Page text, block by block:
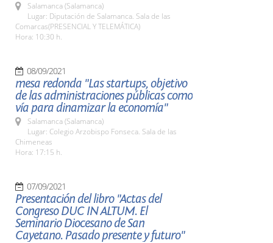
Salamanca (Salamanca)
Lugar: Diputación de Salamanca. Sala de las
Comarcas(PRESENCIAL Y TELEMÁTICA)
Hora: 10:30 h.
08/09/2021
mesa redonda "Las startups, objetivo
de las administraciones públicas como
vía para dinamizar la economía"
Salamanca (Salamanca)
Lugar: Colegio Arzobispo Fonseca. Sala de las
Chimeneas
Hora: 17:15 h.
07/09/2021
Presentación del libro "Actas del
Congreso DUC IN ALTUM. El
Seminario Diocesano de San
Cayetano. Pasado presente y futuro"